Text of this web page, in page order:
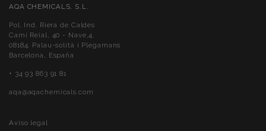
AQA CHEMICALS, S.L.
Pol. Ind. Riera de Caldes
Camí Reial, 40 - Nave,4.
08184. Palau-solità i Plegamans
Barcelona, España
+ 34 93 863 91 81
aqa@aqachemicals.com
Aviso legal